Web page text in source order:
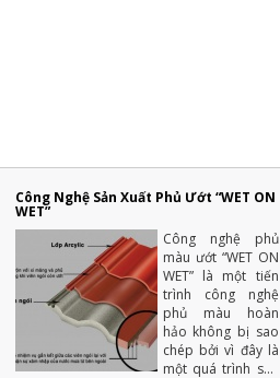
Công Nghệ Sản Xuất Phủ Ướt “WET ON
WET”
Công nghệ phủ
màu ướt “WET ON
WET” là một tiến
trình công nghệ
phủ màu hoàn
hảo không bị sao
chép bởi vì đây là
một quá trình sản